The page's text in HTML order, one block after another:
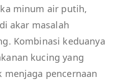
minum air putih,
akar masalah
Kombinasi keduanya
kucing yang
pencernaan